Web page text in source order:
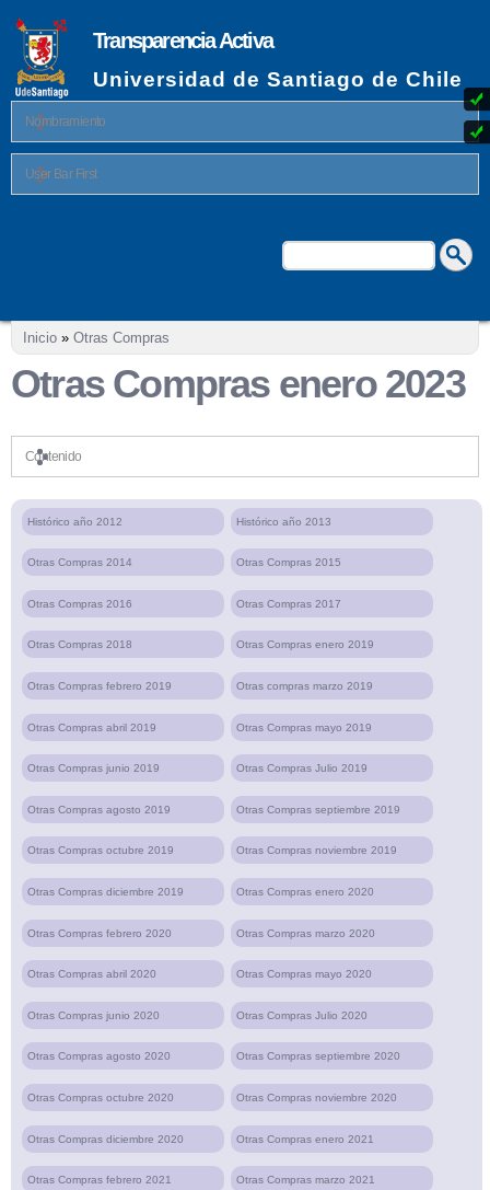
contenido
principal
Transparencia Activa
Universidad de Santiago de Chile
Nombramiento
User Bar First
Formulario de búsqueda
Buscar
Se encuentra usted aquí
Inicio » Otras Compras
Otras Compras enero 2023
Contenido
Histórico año 2012 Histórico año 2013
Otras Compras 2014 Otras Compras 2015
Otras Compras 2016 Otras Compras 2017
Otras Compras 2018 Otras Compras enero 2019
Otras Compras febrero 2019 Otras compras marzo 2019
Otras Compras abril 2019 Otras Compras mayo 2019
Otras Compras junio 2019 Otras Compras Julio 2019
Otras Compras agosto 2019 Otras Compras septiembre 2019
Otras Compras octubre 2019 Otras Compras noviembre 2019
Otras Compras diciembre 2019 Otras Compras enero 2020
Otras Compras febrero 2020 Otras Compras marzo 2020
Otras Compras abril 2020 Otras Compras mayo 2020
Otras Compras junio 2020 Otras Compras Julio 2020
Otras Compras agosto 2020 Otras Compras septiembre 2020
Otras Compras octubre 2020 Otras Compras noviembre 2020
Otras Compras diciembre 2020 Otras Compras enero 2021
Otras Compras febrero 2021 Otras Compras marzo 2021